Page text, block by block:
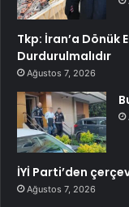
Tkp: İran’a Dönük
Durdurulmalıdır
Ağustos 7, 2026
İYİ Parti’den
Ağustos 7, 2026